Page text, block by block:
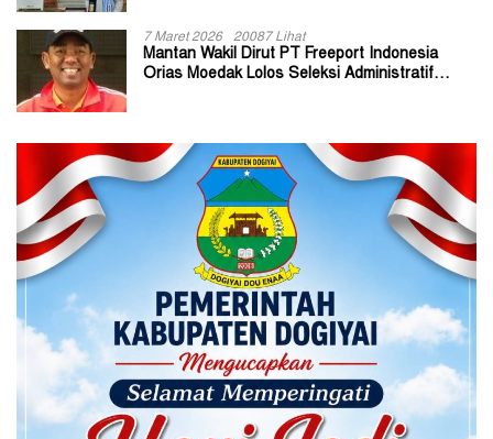
7 Maret 2026 20087 Lihat
Mantan Wakil Dirut PT Freeport Indonesia
Orias Moedak Lolos Seleksi Administratif